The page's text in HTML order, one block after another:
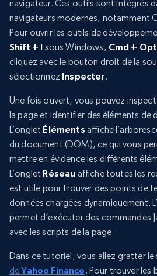
navigateur. Ces outils sont intégrés
navigateurs modernes, notamment
Pour ouvrir les outils de
Shift + I sous Windows, Cmd +
cliquez avec le bouton droit de la
sélectionnez Inspecter.
Une fois ouvert, vous pouvez
la page et identifier des éléments de
L’onglet Éléments affiche
du document (DOM), ce qui vous
mettre en évidence les différents
L’onglet Réseau affiche toutes les
est utile pour trouver des points de
données chargées dynamiquement.
permet d’exécuter des commandes
avec les scripts de la page.
Dans ce tutoriel, vous allez gratter
deYahoo Finance . Pour trouver les